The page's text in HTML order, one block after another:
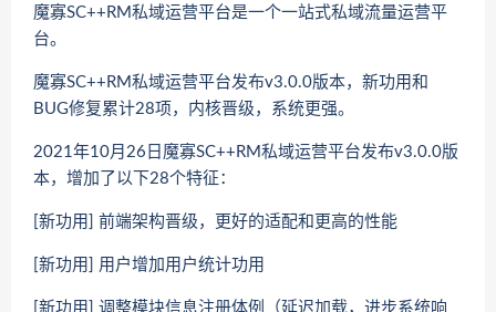
魔寡SC++RM私域运营平台是一个一站式私域流量运营平
台。
魔寡SC++RM私域运营平台发布v3.0.0版本，新功用和
BUG修复累计28项，内核晋级，系统更强。
2021年10月26日魔寡SC++RM私域运营平台发布v3.0.0版
本，增加了以下28个特征：
[新功用] 前端架构晋级，更好的适配和更高的性能
[新功用] 用户增加用户统计功用
[新功用] 调整模块信息注册体例（延迟加载，进步系统响